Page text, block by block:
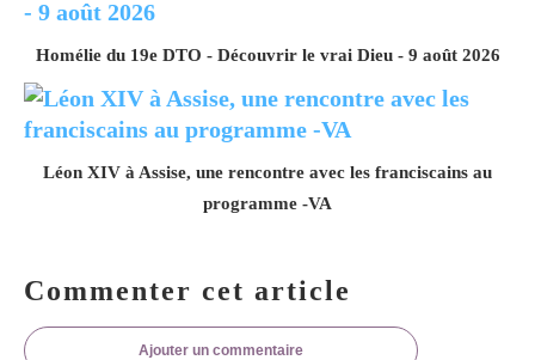
Homélie du 19e DTO - Découvrir le vrai Dieu - 9 août 2026
Léon XIV à Assise, une rencontre avec les franciscains au
programme -VA
Commenter cet article
Ajouter un commentaire